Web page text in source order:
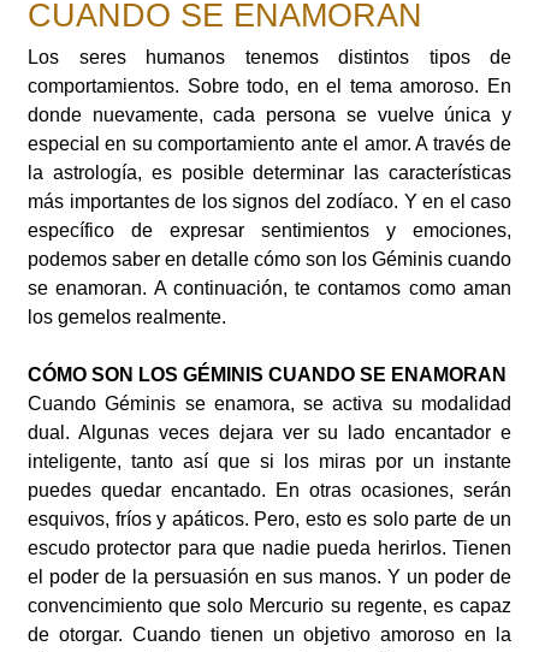
CUANDO SE ENAMORAN
Los seres humanos tenemos distintos tipos de
comportamientos. Sobre todo, en el tema amoroso. En
donde nuevamente, cada persona se vuelve única y
especial en su comportamiento ante el amor. A través de
la astrología, es posible determinar las características
más importantes de los signos del zodíaco. Y en el caso
específico de expresar sentimientos y emociones,
podemos saber en detalle cómo son los Géminis cuando
se enamoran. A continuación, te contamos como aman
los gemelos realmente.
CÓMO SON LOS GÉMINIS CUANDO SE ENAMORAN
Cuando Géminis se enamora, se activa su modalidad
dual. Algunas veces dejara ver su lado encantador e
inteligente, tanto así que si los miras por un instante
puedes quedar encantado. En otras ocasiones, serán
esquivos, fríos y apáticos. Pero, esto es solo parte de un
escudo protector para que nadie pueda herirlos. Tienen
el poder de la persuasión en sus manos. Y un poder de
convencimiento que solo Mercurio su regente, es capaz
de otorgar. Cuando tienen un objetivo amoroso en la